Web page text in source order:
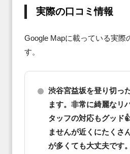
実際の口コミ情報
Google Mapに載っている実際
す。
渋谷宮益坂を登り切っ
ます。非常に綺麗なリ
タッフの対応もグッド
ませんが近くにたくさ
が多くても大丈夫です。